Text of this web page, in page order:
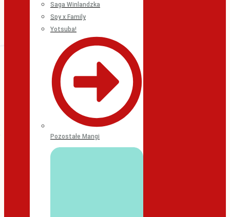
Saga Winlandzka
Spy x Family
Yotsuba!
Pozostałe Mangi